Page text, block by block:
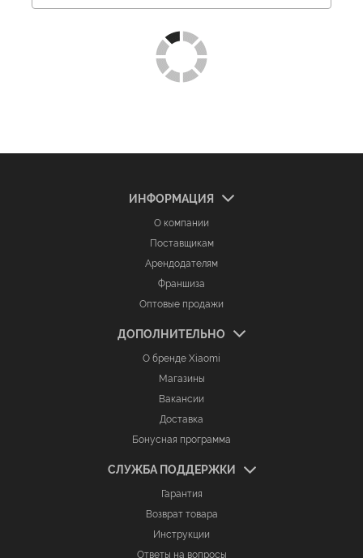
ИНФОРМАЦИЯ
О компании
Поставщикам
Арендодателям
Франшиза
Оптовые продажи
ДОПОЛНИТЕЛЬНО
О бренде Xiaomi
Магазины
Вакансии
Доставка
Бонусная программа
СЛУЖБА ПОДДЕРЖКИ
Гарантия
Возврат товара
Инструкции
Ответы на вопросы